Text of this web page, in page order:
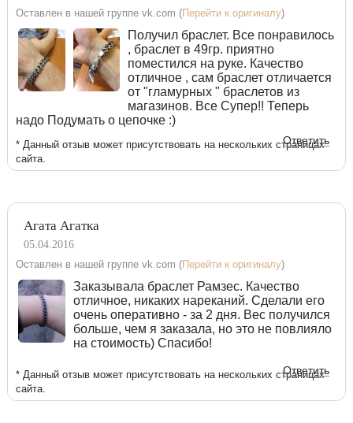
Оставлен в нашей группе vk.com (Перейти к оригиналу)
Получил браслет. Все понравилось
, браслет в 49гр. приятно
поместился на руке. Качество
отличное , сам браслет отличается
от "гламурных " браслетов из
магазинов. Все Супер!! Теперь
надо Подумать о цепочке :)
Ответить
* Данный отзыв может присутствовать на нескольких страницах
сайта.
Агата Агатка
05.04.2016
Оставлен в нашей группе vk.com (Перейти к оригиналу)
Заказывала браслет Рамзес. Качество
отличное, никаких нареканий. Сделали его
очень оперативно - за 2 дня. Вес получился
больше, чем я заказала, но это не повлияло
на стоимость) Спасибо!
Ответить
* Данный отзыв может присутствовать на нескольких страницах
сайта.